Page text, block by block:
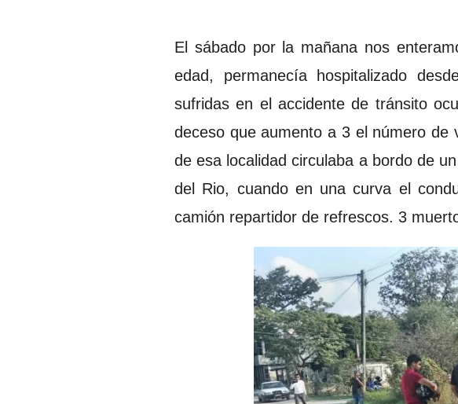
El sábado por la mañana nos
edad, permanecía hospitalizado
sufridas en el accidente de tránsito
deceso que aumento a 3 el número
de esa localidad circulaba a bordo de
del Rio, cuando en una curva el
camión repartidor de refrescos. 3